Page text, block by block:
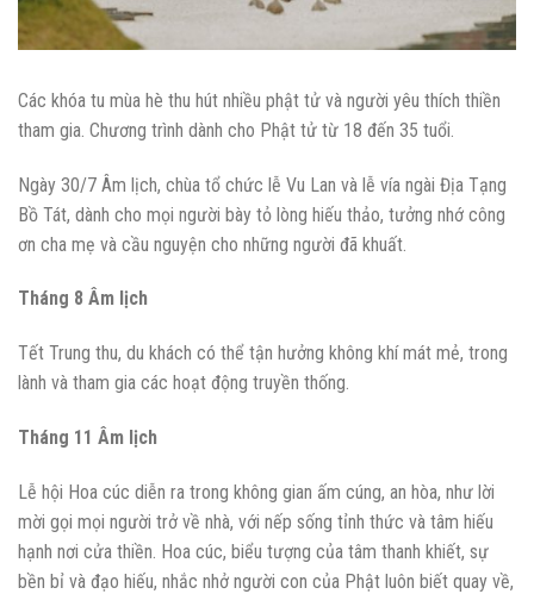
Các khóa tu mùa hè thu hút nhiều phật tử và người yêu thích thiền
tham gia. Chương trình dành cho Phật tử từ 18 đến 35 tuổi.
Ngày 30/7 Âm lịch, chùa tổ chức lễ Vu Lan và lễ vía ngài Địa Tạng
Bồ Tát, dành cho mọi người bày tỏ lòng hiếu thảo, tưởng nhớ công
ơn cha mẹ và cầu nguyện cho những người đã khuất.
Tháng 8 Âm lịch
Tết Trung thu, du khách có thể tận hưởng không khí mát mẻ, trong
lành và tham gia các hoạt động truyền thống.
Tháng 11 Âm lịch
Lễ hội Hoa cúc diễn ra trong không gian ấm cúng, an hòa, như lời
mời gọi mọi người trở về nhà, với nếp sống tỉnh thức và tâm hiếu
hạnh nơi cửa thiền. Hoa cúc, biểu tượng của tâm thanh khiết, sự
bền bỉ và đạo hiếu, nhắc nhở người con của Phật luôn biết quay về,